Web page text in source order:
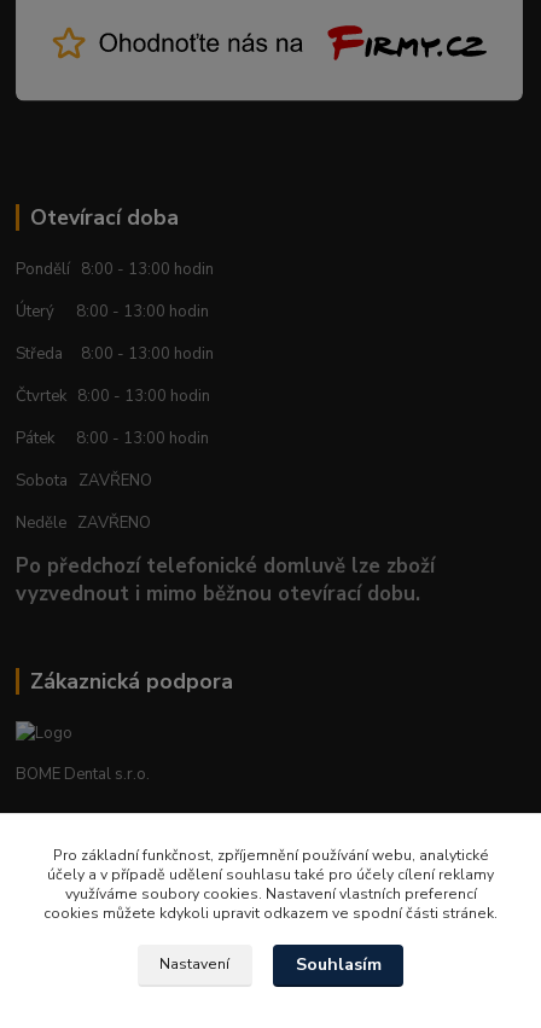
Otevírací doba
Pondělí 8:00 - 13:00 hodin
Úterý 8:00 - 13:00 hodin
Středa 8:00 - 13:00 hodin
Čtvrtek 8:00 - 13:00 hodin
Pátek 8:00 - 13:00 hodin
Sobota ZAVŘENO
Neděle ZAVŘENO
Po předchozí telefonické domluvě lze zboží
vyzvednout i mimo běžnou otevírací dobu.
Zákaznická podpora
BOME Dental s.r.o.
info@bomedental.eu
Pro základní funkčnost, zpříjemnění používání webu, analytické
účely a v případě udělení souhlasu také pro účely cílení reklamy
využíváme soubory cookies. Nastavení vlastních preferencí
cookies můžete kdykoli upravit odkazem ve spodní části stránek.
Nastavení Souhlasím